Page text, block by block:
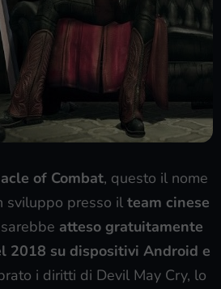
of Combat, questo il nome
sviluppo presso il team cinese
atteso gratuitamente
2018 su dispositivi Android e
i diritti di Devil May Cry, lo